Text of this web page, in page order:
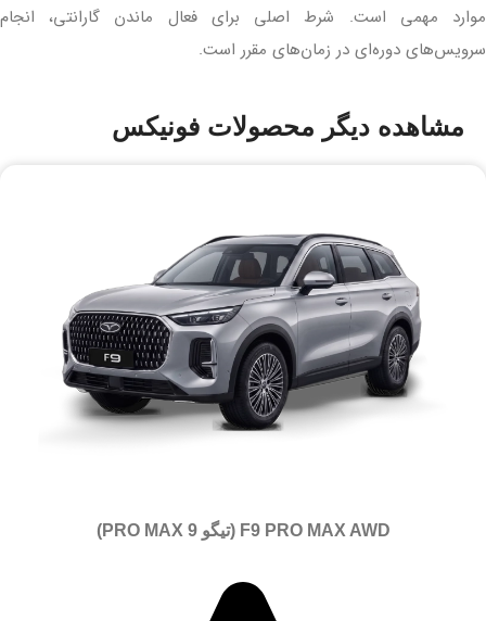
موارد مهمی است. شرط اصلی برای فعال ماندن گارانتی، انجام
سرویس‌های دوره‌ای در زمان‌های مقرر است.
مشاهده دیگر محصولات فونیکس
F9 PRO MAX AWD (تیگو 9 PRO MAX)